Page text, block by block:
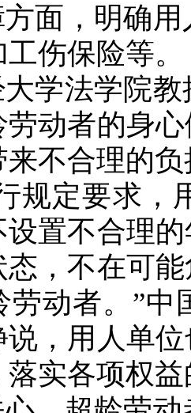
面，明确
伤保险等。
学法学院
动者的身
来不合理的
规定要求，
置不合理
，不在可
劳动者。”
说，用人单
落实各项权